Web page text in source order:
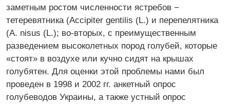
заметным ростом численности ястребов −
тетеревятника (Accipiter gentilis (L.) и перепелятника
(A. nisus (L.); во-вторых, с преимущественным
разведением высоколетных пород голубей, которые
«стоят» в воздухе или кучно сидят на крышах
голубятен. Для оценки этой проблемы нами был
проведен в 1998 и 2002 гг. анкетный опрос
голубеводов Украины, а также устный опрос